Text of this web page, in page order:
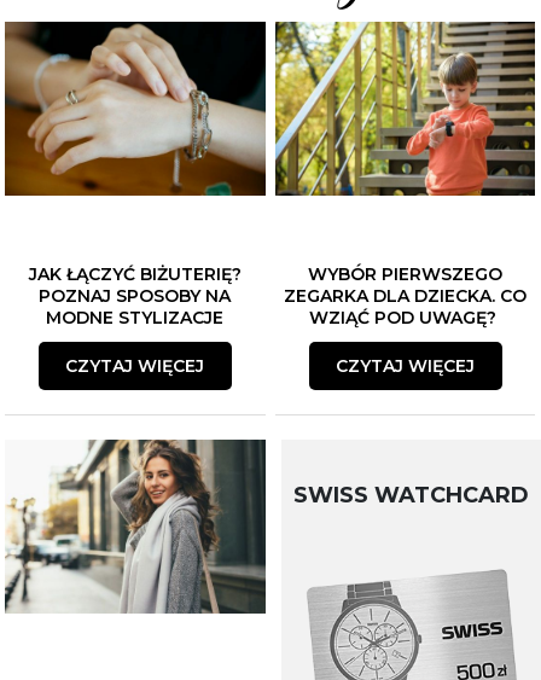
JAK ŁĄCZYĆ BIŻUTERIĘ?
POZNAJ SPOSOBY NA
MODNE STYLIZACJE
CZYTAJ WIĘCEJ
WYBÓR PIERWSZEGO
ZEGARKA DLA DZIECKA. CO
WZIĄĆ POD UWAGĘ?
CZYTAJ WIĘCEJ
SWISS WATCHCARD